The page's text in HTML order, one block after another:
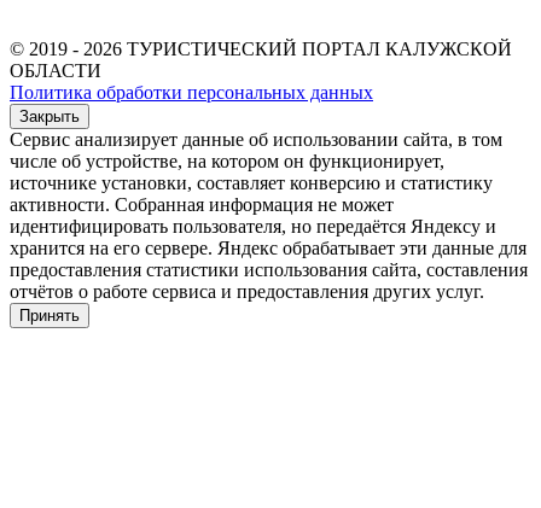
© 2019 - 2026 ТУРИСТИЧЕСКИЙ ПОРТАЛ КАЛУЖСКОЙ
ОБЛАСТИ
Политика обработки персональных данных
Закрыть
Сервис анализирует данные об использовании сайта, в том
числе об устройстве, на котором он функционирует,
источнике установки, составляет конверсию и статистику
активности. Собранная информация не может
идентифицировать пользователя, но передаётся Яндексу и
хранится на его сервере. Яндекс обрабатывает эти данные для
предоставления статистики использования сайта, составления
отчётов о работе сервиса и предоставления других услуг.
Принять